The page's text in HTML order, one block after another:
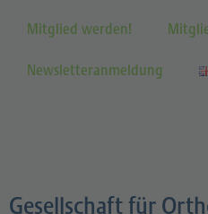
Mitglied werden!
Newsletteranmeldung
Gesellschaft für